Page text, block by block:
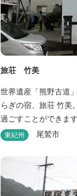
旅荘 竹美
世界遺産「熊野古道
らぎの宿、旅荘 竹美
過ごすことができます
東紀州 尾鷲市